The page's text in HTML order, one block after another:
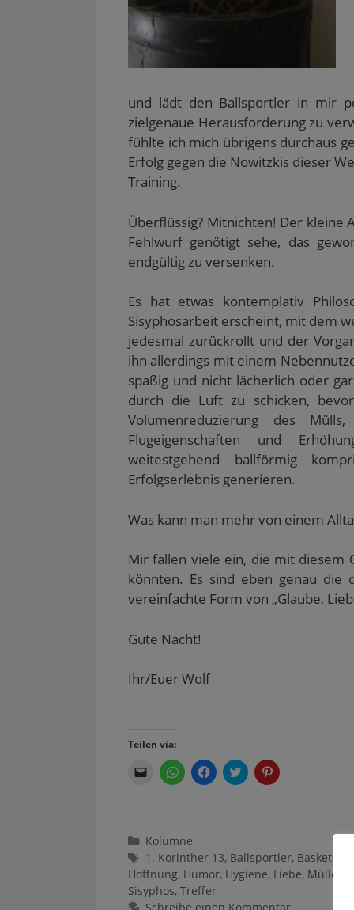
und lädt den Ballsportler in mir
zielgenaue Herausforderung zu
fühlte ich mich übrigens durchaus
Erfolg gegen die Nowitzkis dieser
Training.
Überflüssig? Mitnichten! Der kleine
Fehlwurf genötigt sehe, das
endgültig zu versenken.
Es hat etwas kontemplativ
Sisyphosarbeit erscheint, mit dem
jedesmal zurückrollt und der
ihn allerdings mit einem
spaßig und nicht lächerlich oder
durch die Luft zu schicken,
Volumenreduzierung des
Flugeigenschaften und
weitestgehend ballförmig
Erfolgserlebnis generieren.
Was kann man mehr von einem
Mir fallen viele ein, die mit diesem
könnten. Es sind eben genau die
vereinfachte Form von „Glaube,
Gute Nacht!
Ihr/Euer Wolf
Teilen via:
,
u
m
e
i
n
e
K
l
,
u
m
a
u
W
K
l
a
u
f
F
a
c
K
l
ü
b
e
r
w
K
l
a
u
f
P
n
Kategorien
Kolumne
Schlagwörter
1. Korinther 13, Ballsportler,
Hoffnung, Humor, Hygiene, Liebe,
Sisyphos, Treffer
Schreibe einen Kommentar